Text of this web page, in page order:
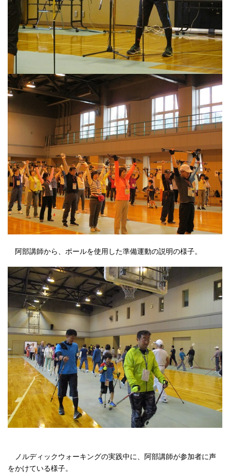
阿部講師から、ポールを使用した準備運動の説明の様子。
ノルディックウォーキングの実践中に、阿部講師が参加者に声
をかけている様子。